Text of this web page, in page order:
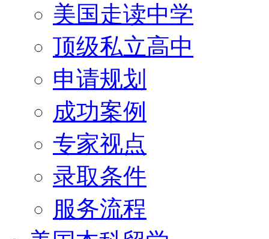
美国走读中学
顶级私立高中
申请规划
成功案例
专家视点
录取条件
服务流程